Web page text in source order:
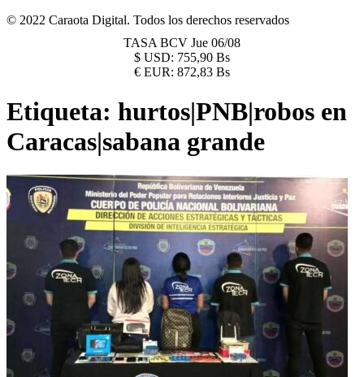
© 2022 Caraota Digital. Todos los derechos reservados
TASA BCV Jue 06/08
$ USD: 755,90 Bs
€ EUR: 872,83 Bs
Etiqueta: hurtos|PNB|robos en
Caracas|sabana grande